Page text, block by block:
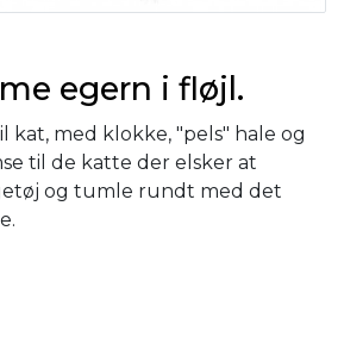
egern i fløjl.
kat, med klokke, "pels" hale og
til de katte der elsker at
og tumle rundt med det